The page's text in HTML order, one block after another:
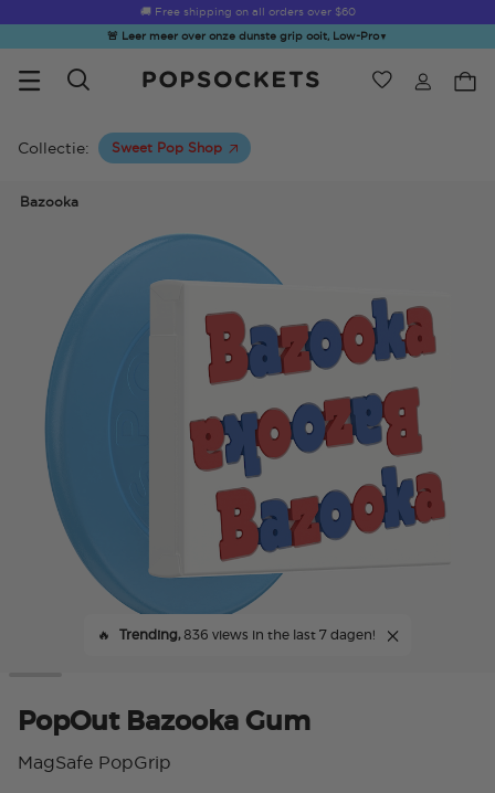
🚚 Free shipping on all orders over $60
🚨 Leer meer over onze dunste grip ooit, Low-Pro ▼
Verlanglijst
Sendoff Sale
Second
Collectie: Sweet Pop Shop
Bazooka
🔥 Trending,836 views in the last 7 dagen!
PopOut Bazooka Gum
MagSafe PopGrip